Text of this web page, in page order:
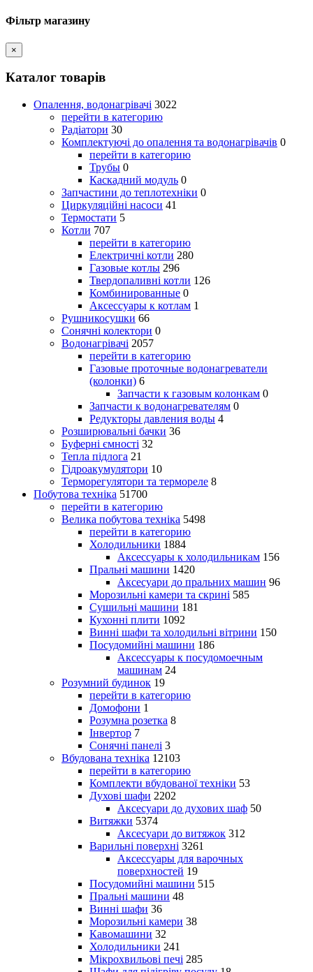
Фільтр магазину
×
Каталог товарів
Опалення, водонагрівачі 3022
перейти в категорию
Радіатори 30
Комплектуючі до опалення та водонагрівачів 0
перейти в категорию
Трубы 0
Каскадний модуль 0
Запчастини до теплотехніки 0
Циркуляційні насоси 41
Термостати 5
Котли 707
перейти в категорию
Електричні котли 280
Газовые котлы 296
Твердопаливні котли 126
Комбинированные 0
Аксессуары к котлам 1
Рушникосушки 66
Сонячні колектори 0
Водонагрівачі 2057
перейти в категорию
Газовые проточные водонагреватели
(колонки) 6
Запчасти к газовым колонкам 0
Запчасти к водонагревателям 0
Редукторы давления воды 4
Розширювальні бачки 36
Буферні ємності 32
Тепла підлога 21
Гідроакумулятори 10
Терморегулятори та термореле 8
Побутова техніка 51700
перейти в категорию
Велика побутова техніка 5498
перейти в категорию
Холодильники 1884
Аксессуары к холодильникам 156
Пральні машини 1420
Аксесуари до пральних машин 96
Морозильні камери та скрині 585
Сушильні машини 181
Кухонні плити 1092
Винні шафи та холодильні вітрини 150
Посудомийні машини 186
Аксессуары к посудомоечным
машинам 24
Розумний будинок 19
перейти в категорию
Домофони 1
Розумна розетка 8
Інвертор 7
Сонячні панелі 3
Вбудована техніка 12103
перейти в категорию
Комплекти вбудованої техніки 53
Духові шафи 2202
Аксесуари до духових шаф 50
Витяжки 5374
Аксесуари до витяжок 312
Варильні поверхні 3261
Аксессуары для варочных
поверхностей 19
Посудомийні машини 515
Пральні машини 48
Винні шафи 36
Морозильні камери 38
Кавомашини 32
Холодильники 241
Мікрохвильові печі 285